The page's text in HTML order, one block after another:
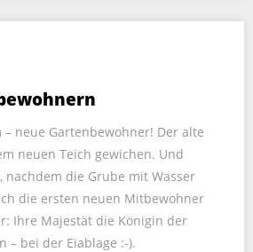
neue Gartenbewohner! Der alte
neuen Teich gewichen. Und
nachdem die Grube mit Wasser
die ersten neuen Mitbewohner
Ihre Majestät die Königin der
– bei der Eiablage :-).